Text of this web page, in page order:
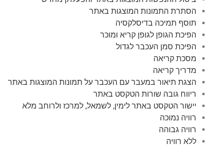
הסתרת התמונות המוצגות באתר
תוסף תמיכה בדיסלקסיה
הפיכת הגופן לגופן קריא ומוכר
הפיכת סמן העכבר לגדול
מסכת קריאה
מדריך קריאה
הצגת תיאור במעבר עם העכבר על תמונות המוצגות באתר
ריווח גובה שורות הטקסט באתר
יישור הטקסט באתר לימין, לשמאל, למרכז ולרוחב מלא
רוויה נמוכה
רוויה גבוהה
ללא רוויה